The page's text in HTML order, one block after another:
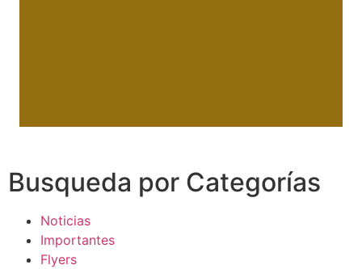
Busqueda por Categorías
Noticias
Importantes
Flyers